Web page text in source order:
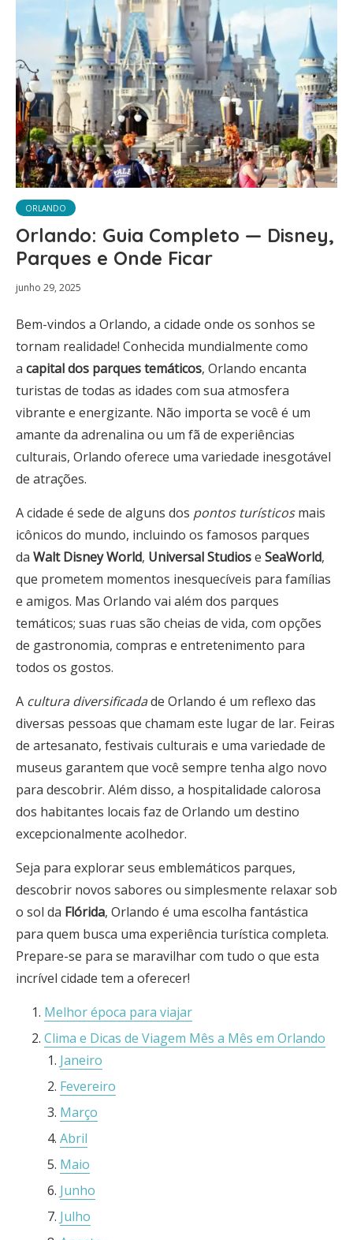
ORLANDO
Orlando: Guia Completo — Disney,
Parques e Onde Ficar
junho 29, 2025
Bem-vindos a Orlando, a cidade onde os sonhos se
tornam realidade! Conhecida mundialmente como
a capital dos parques temáticos, Orlando encanta
turistas de todas as idades com sua atmosfera
vibrante e energizante. Não importa se você é um
amante da adrenalina ou um fã de experiências
culturais, Orlando oferece uma variedade inesgotável
de atrações.
A cidade é sede de alguns dos pontos turísticosmais
icônicos do mundo, incluindo os famosos parques
da Walt Disney World, Universal Studiose SeaWorld,
que prometem momentos inesquecíveis para famílias
e amigos. Mas Orlando vai além dos parques
temáticos; suas ruas são cheias de vida, com opções
de gastronomia, compras e entretenimento para
todos os gostos.
A cultura diversificadade Orlando é um reflexo das
diversas pessoas que chamam este lugar de lar. Feiras
de artesanato, festivais culturais e uma variedade de
museus garantem que você sempre tenha algo novo
para descobrir. Além disso, a hospitalidade calorosa
dos habitantes locais faz de Orlando um destino
excepcionalmente acolhedor.
Seja para explorar seus emblemáticos parques,
descobrir novos sabores ou simplesmente relaxar sob
o sol da Flórida, Orlando é uma escolha fantástica
para quem busca uma experiência turística completa.
Prepare-se para se maravilhar com tudo o que esta
incrível cidade tem a oferecer!
Melhor época para viajar
Clima e Dicas de Viagem Mês a Mês em Orlando
Janeiro
Fevereiro
Março
Abril
Maio
Junho
Julho